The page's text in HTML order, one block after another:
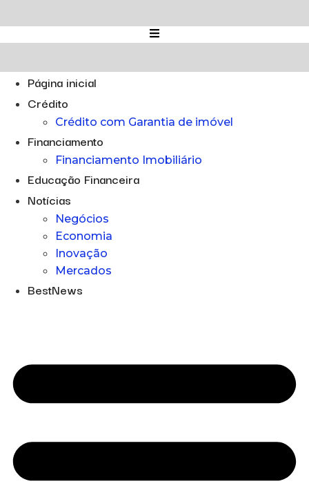
para
o
Página inicial
Crédito
Crédito com Garantia de imóvel
Financiamento
Financiamento Imobiliário
Educação Financeira
Notícias
Negócios
Economia
Inovação
Mercados
BestNews